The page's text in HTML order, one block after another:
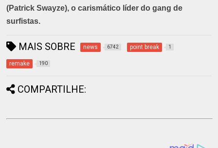
(Patrick Swayze), o carismático líder do gang de
surfistas.
MAIS SOBRE news 6742 point break 1
remake 190
COMPARTILHE: